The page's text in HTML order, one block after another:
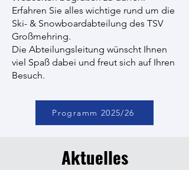
Erfahren Sie alles wichtige rund um die
Ski- & Snowboardabteilung des TSV
Großmehring.
Die Abteilungsleitung wünscht Ihnen
viel Spaß dabei und freut sich auf Ihren
Besuch.
Programm 2025/26
Aktuelles